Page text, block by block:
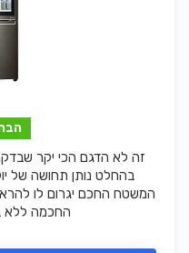
זה לא הדגם הכי יקר
בהחלט נותן תחושה של
המשטח החכם יגרום לו
החכמה ללא